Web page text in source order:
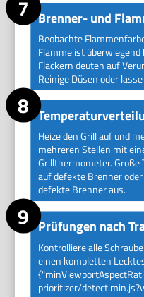
Brenner- und
Beobachte
Flamme ist überwiegend
Flackern deuten auf
Reinige Düsen oder
Heize den Grill auf und
mehreren Stellen mit
Grillthermometer.
auf defekte Brenner
defekte Brenner aus.
Prüfungen nach
Kontrolliere alle
einen kompletten
prioritizer/